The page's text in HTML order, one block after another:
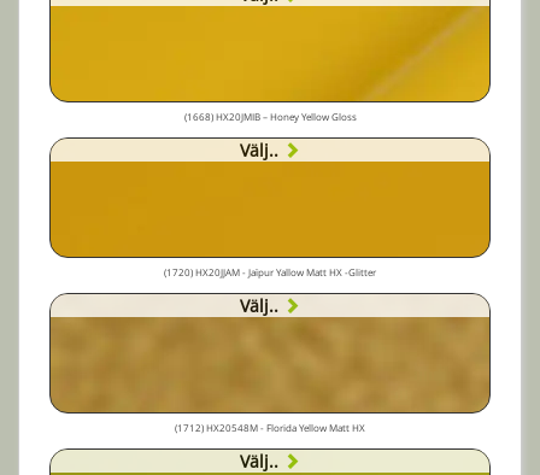
(1668) HX20JMIB – Honey Yellow Gloss
Välj..
(1720) HX20JJAM - Jaïpur Yallow Matt HX -Glitter
Välj..
(1712) HX20548M - Florida Yellow Matt HX
Välj..